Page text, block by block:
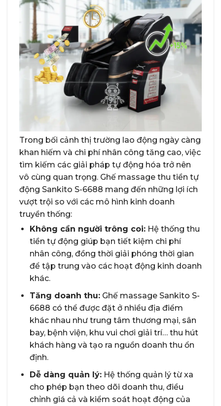
Trong bối cảnh thị trường lao động ngày càng
khan hiếm và chi phí nhân công tăng cao, việc
tìm kiếm các giải pháp tự động hóa trở nên
vô cùng quan trọng. Ghế massage thu tiền tự
động Sankito S-6688 mang đến những lợi ích
vượt trội so với các mô hình kinh doanh
truyền thống:
Không cần người trông coi:Hệ thống thu
tiền tự động giúp bạn tiết kiệm chi phí
nhân công, đồng thời giải phóng thời gian
để tập trung vào các hoạt động kinh doanh
khác.
Tăng doanh thu:Ghế massage Sankito S-
6688 có thể được đặt ở nhiều địa điểm
khác nhau như trung tâm thương mại, sân
bay, bệnh viện, khu vui chơi giải trí… thu hút
khách hàng và tạo ra nguồn doanh thu ổn
định.
Dễ dàng quản lý:Hệ thống quản lý từ xa
cho phép bạn theo dõi doanh thu, điều
chỉnh giá cả và kiểm soát hoạt động của